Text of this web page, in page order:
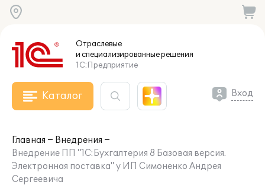
Отраслевые
и специализированныерешения
1С:Предприятие
Каталог Вход
Главная
Внедрения
Внедрение ПП "1С:Бухгалтерия 8 Базовая версия.
Электронная поставка" у ИП Симоненко Андрея
Сергеевича